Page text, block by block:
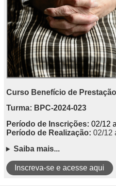
Curso Benefício de
Turma: BPC-2024-023
Período de Inscrições: 02/12
Período de Realização: 02/12
Saiba mais...
Inscreva-se e acesse aqui